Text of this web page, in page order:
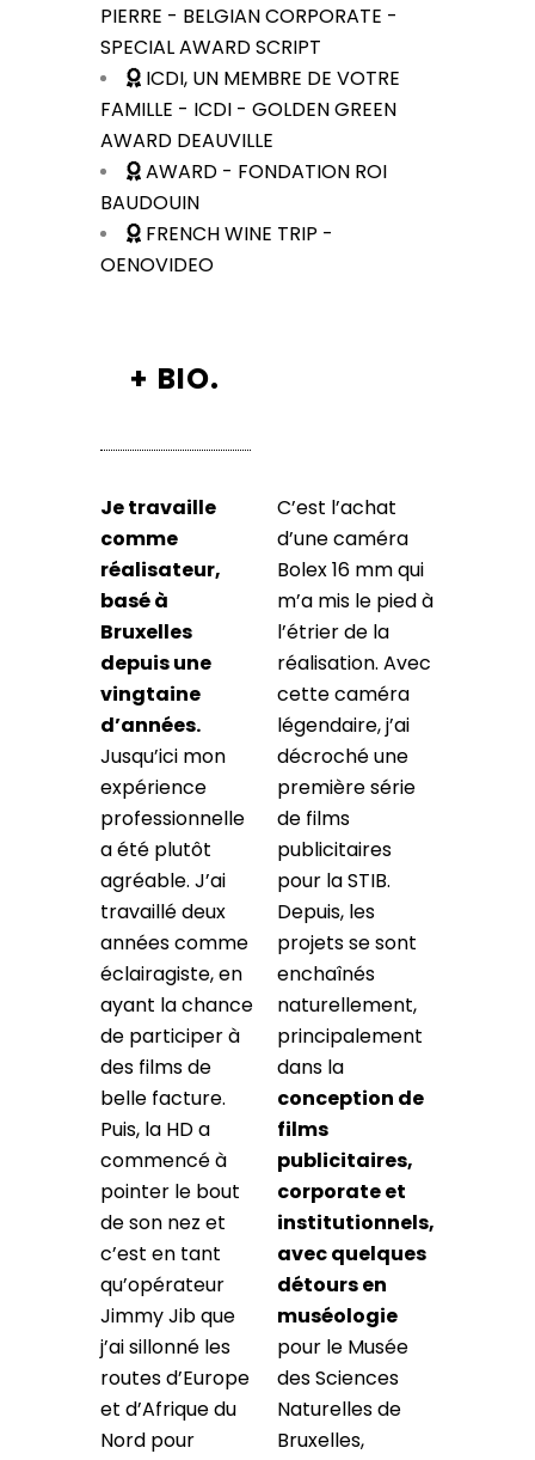
PIERRE - BELGIAN CORPORATE -
SPECIAL AWARD SCRIPT
ICDI, UN MEMBRE DE VOTRE
FAMILLE - ICDI - GOLDEN GREEN
AWARD DEAUVILLE
AWARD - FONDATION ROI
BAUDOUIN
FRENCH WINE TRIP -
OENOVIDEO
+ BIO.
Je travaille
comme
réalisateur,
basé à
Bruxelles
depuis une
vingtaine
d’années.
Jusqu’ici mon
expérience
professionnelle
a été plutôt
agréable. J’ai
travaillé deux
années comme
éclairagiste, en
ayant la chance
de participer à
des films de
belle facture.
Puis, la HD a
commencé à
pointer le bout
de son nez et
c’est en tant
qu’opérateur
Jimmy Jib que
j’ai sillonné les
routes d’Europe
et d’Afrique du
Nord pour
C’est l’achat
d’une caméra
Bolex 16 mm qui
m’a mis le pied à
l’étrier de la
réalisation. Avec
cette caméra
légendaire, j’ai
décroché une
première série
de films
publicitaires
pour la STIB.
Depuis, les
projets se sont
enchaînés
naturellement,
principalement
dans la
conception de
films
publicitaires,
corporate et
institutionnels,
avec quelques
détours en
muséologie
pour le Musée
des Sciences
Naturelles de
Bruxelles,